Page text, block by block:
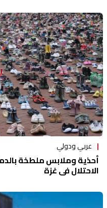
عربي ودولي
أحذية وملابس ملطخة
الاحتلال في غزة